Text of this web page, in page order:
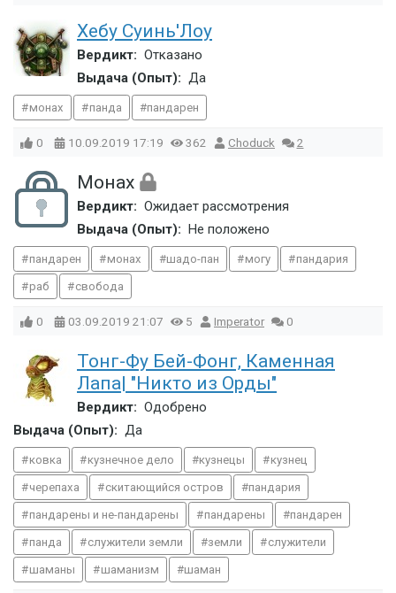
Хебу Суинь'Лоу
Вердикт: Отказано
Выдача (Опыт): Да
монах панда пандарен
0 10.09.2019 17:19 362 Choduck 2
Монах
Вердикт: Ожидает рассмотрения
Выдача (Опыт):
Не положено
пандарен монах шадо-пан могу пандария
раб свобода
0 03.09.2019 21:07 5 Imperator 0
Тонг-Фу Бей-Фонг, Каменная
Лапа| "Никто из Орды"
Вердикт: Одобрено
Выдача (Опыт): Да
ковка кузнечное дело кузнецы кузнец
черепаха скитающийся остров пандария
пандарены и не-пандарены пандарены пандарен
панда служители земли земли служители
шаманы шаманизм шаман